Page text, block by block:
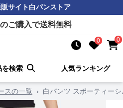
サイト白パンストア
ご購入で送料無料
0 0
を検索 人気ランキング
スの一覧 › 白パンツ スポーティー